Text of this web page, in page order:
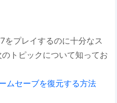
をプレイするのに十分なス
トピックについて知ってお
ムセーブを復元する方法